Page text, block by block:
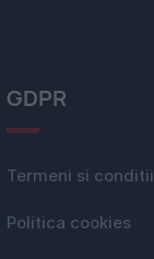
GDPR
Termeni si conditii
Politica cookies